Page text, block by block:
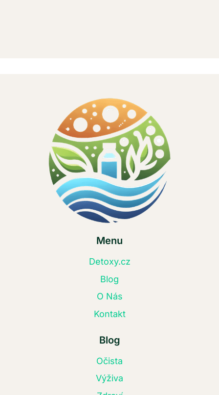
Menu
Detoxy.cz
Blog
O Nás
Kontakt
Blog
Očista
Výživa